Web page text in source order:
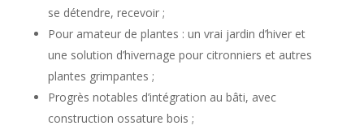
se détendre, recevoir ;
Pour amateur de plantes : un vrai jardin d’hiver et
une solution d’hivernage pour citronniers et autres
plantes grimpantes ;
Progrès notables d’intégration au bâti, avec
construction ossature bois ;